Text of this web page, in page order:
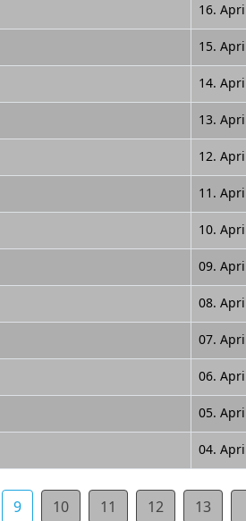
16.
15.
14.
13.
12.
11.
10.
09.
08.
07.
06.
05.
04.
9 10 11 12 13